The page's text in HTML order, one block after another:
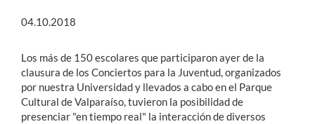
04.10.2018
Los más de 150 escolares que participaron ayer de la
clausura de los Conciertos para la Juventud, organizados
por nuestra Universidad y llevados a cabo en el Parque
Cultural de Valparaíso, tuvieron la posibilidad de
presenciar "en tiempo real" la interacción de diversos